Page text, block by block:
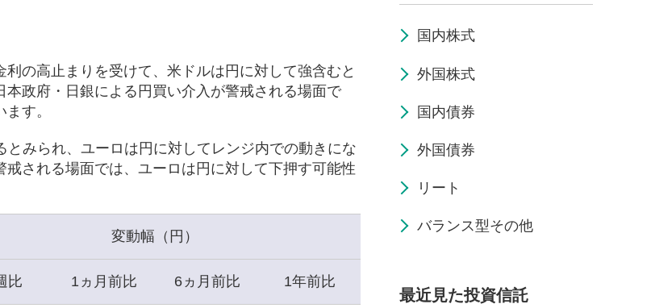
の高止まりを受けて、米ドルは円に対して強含むと
政府・日銀による円買い介入が警戒される場面で
す。
みられ、ユーロは円に対してレンジ内での動きにな
される場面では、ユーロは円に対して下押す可能性
変動幅（円）
比 1ヵ月前比 6ヵ月前比 1年前比
国内株式
外国株式
国内債券
外国債券
リート
バランス型その他
最近見た投資信託